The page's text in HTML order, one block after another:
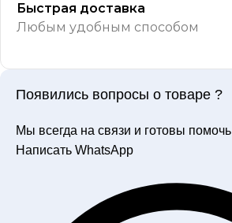
Быстрая доставка
Любым удобным способом
Появились вопросы о товаре ?
Мы всегда на связи и готовы помочь
Написать WhatsApp